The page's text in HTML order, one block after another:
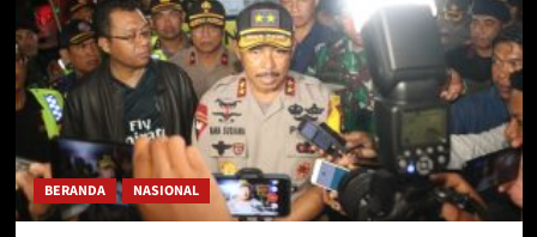
Irjen
pol
Nana
Sudjana
Kapolda
Metro
Jaya
BERANDA NASIONAL